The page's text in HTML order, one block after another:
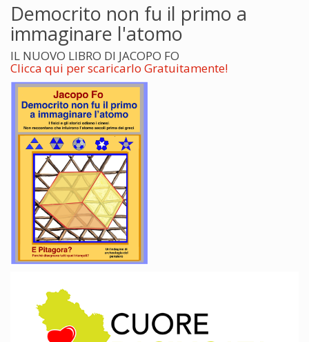
Democrito non fu il primo a
immaginare l'atomo
IL NUOVO LIBRO DI JACOPO FO
Clicca qui per scaricarlo Gratuitamente!